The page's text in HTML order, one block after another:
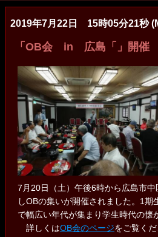
集（マネージャー・コ
2019年7月22日 15時05分21秒
「OB会 in 広島「」開催
7月20日（土）午後6時から広島市
しOBの集いが開催されました。1
で幅広い年代が集まり学生時代の
詳しくはOB会のページをご覧く